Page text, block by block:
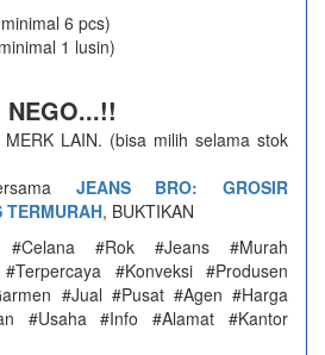
6 pcs)
1 lusin)
NEGO...!!
MERK LAIN. (bisa milih selama stok
JEANS BRO: GROSIR
TERMURAH, BUKTIKAN
#Celana #Rok #Jeans #Murah
#Konveksi #Produsen
#Jual #Pusat #Agen #Harga
#Usaha #Info #Alamat #Kantor